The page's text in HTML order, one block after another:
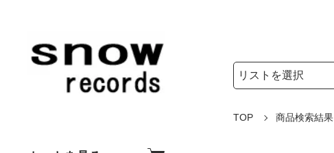
検索リストの選択
TOP 商品検索結果